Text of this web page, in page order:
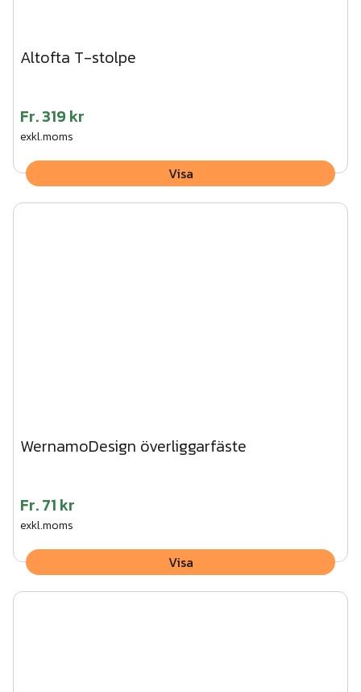
Altofta T-stolpe
Fr.319 kr
exkl.moms
Visa
WernamoDesign överliggarfäste
Fr.71 kr
exkl.moms
Visa